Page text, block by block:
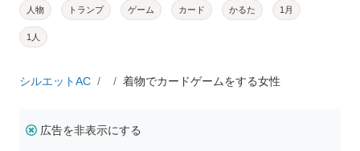
人物 トランプ ゲーム カード かるた 1月
1人
シルエットAC 着物でカードゲームをする女性
広告を非表示にする